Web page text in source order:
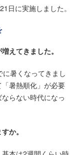
日に実施しました。
えてきました。
暑くなってきまし
暑熱順化」が必要
らない時代になっ
か。